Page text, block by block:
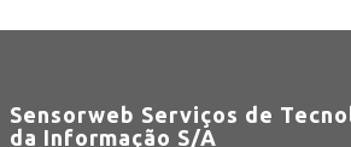
Sensorweb Serviços de
da Informação S/A